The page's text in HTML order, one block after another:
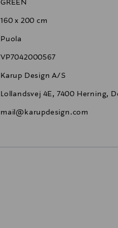
GREEN
160 x 200 cm
Puola
VP7042000567
Karup Design A/S
Lollandsvej 4E, 7400 Herning,
mail@karupdesign.com